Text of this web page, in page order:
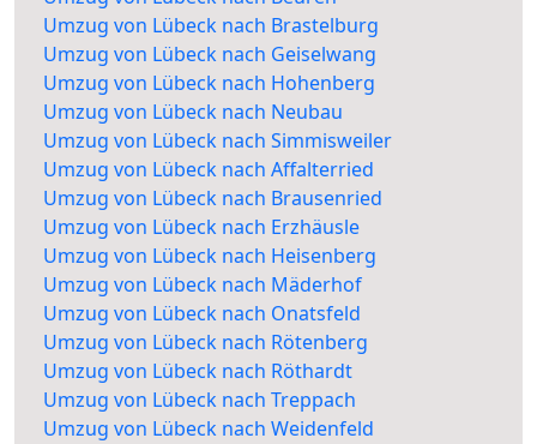
Umzug von Lübeck nach Brastelburg
Umzug von Lübeck nach Geiselwang
Umzug von Lübeck nach Hohenberg
Umzug von Lübeck nach Neubau
Umzug von Lübeck nach Simmisweiler
Umzug von Lübeck nach Affalterried
Umzug von Lübeck nach Brausenried
Umzug von Lübeck nach Erzhäusle
Umzug von Lübeck nach Heisenberg
Umzug von Lübeck nach Mäderhof
Umzug von Lübeck nach Onatsfeld
Umzug von Lübeck nach Rötenberg
Umzug von Lübeck nach Röthardt
Umzug von Lübeck nach Treppach
Umzug von Lübeck nach Weidenfeld